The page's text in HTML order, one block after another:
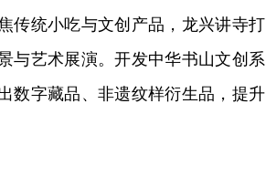
传统小吃与文创产品，龙兴讲寺打
与艺术展演。开发中华书山文创系
数字藏品、非遗纹样衍生品，提升